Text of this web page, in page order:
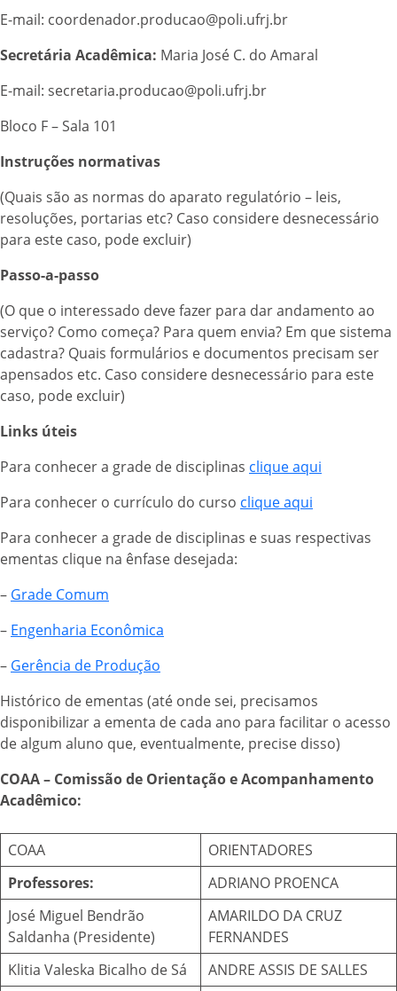
E-mail: coordenador.producao@poli.ufrj.br
Secretária Acadêmica: Maria José C. do Amaral
E-mail: secretaria.producao@poli.ufrj.br
Bloco F – Sala 101
Instruções normativas
(Quais são as normas do aparato regulatório – leis,
resoluções, portarias etc? Caso considere desnecessário
para este caso, pode excluir)
Passo-a-passo
(O que o interessado deve fazer para dar andamento ao
serviço? Como começa? Para quem envia? Em que sistema
cadastra? Quais formulários e documentos precisam ser
apensados etc. Caso considere desnecessário para este
caso, pode excluir)
Links úteis
Para conhecer a grade de disciplinas clique aqui
Para conhecer o currículo do curso clique aqui
Para conhecer a grade de disciplinas e suas respectivas
ementas clique na ênfase desejada:
– Grade Comum
– Engenharia Econômica
– Gerência de Produção
Histórico de ementas (até onde sei, precisamos
disponibilizar a ementa de cada ano para facilitar o acesso
de algum aluno que, eventualmente, precise disso)
COAA – Comissão de Orientação e Acompanhamento
Acadêmico:
COAA
ORIENTADORES
Professores:
ADRIANO PROENCA
José Miguel Bendrão
Saldanha (Presidente)
AMARILDO DA CRUZ
FERNANDES
Klitia Valeska Bicalho de Sá
ANDRE ASSIS DE SALLES